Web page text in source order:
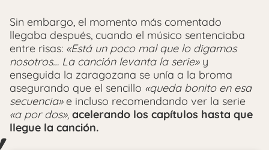
Sin embargo, el momento más comentado
llegaba después, cuando el músico sentenciaba
entre risas: «Está un poco mal que lo digamos
nosotros… La canción levanta la serie» y
enseguida la zaragozana se unía a la broma
asegurando que el sencillo «queda bonito en esa
secuencia»e incluso recomendando ver la serie
«a por dos», acelerando los capítulos hasta que
llegue la canción.